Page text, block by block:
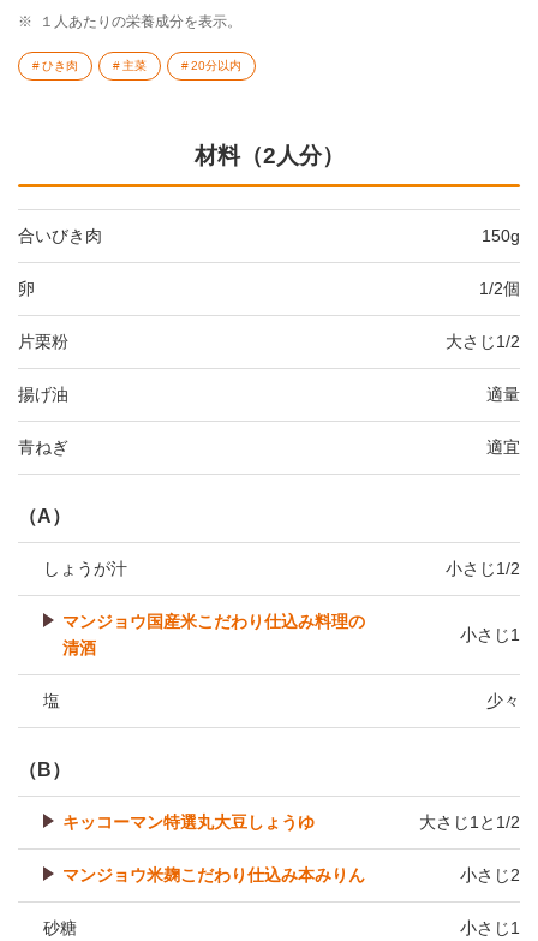
※ １人あたりの栄養成分を表示。
ひき肉 主菜 20分以内
材料（2人分）
合いびき肉 150g
卵 1/2個
片栗粉 大さじ1/2
揚げ油 適量
青ねぎ 適宜
（A）
しょうが汁 小さじ1/2
マンジョウ国産米こだわり仕込み料理の
清酒
小さじ1
塩 少々
（B）
キッコーマン特選丸大豆しょうゆ 大さじ1と1/2
マンジョウ米麹こだわり仕込み本みりん 小さじ2
砂糖 小さじ1